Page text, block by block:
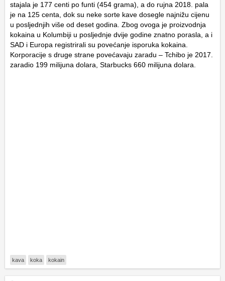
stajala je 177 centi po funti (454 grama), a do rujna 2018. pala
je na 125 centa, dok su neke sorte kave dosegle najnižu cijenu
u posljednjih više od deset godina. Zbog ovoga je proizvodnja
kokaina u Kolumbiji u posljednje dvije godine znatno porasla, a i
SAD i Europa registrirali su povećanje isporuka kokaina.
Korporacije s druge strane povećavaju zaradu – Tchibo je 2017.
zaradio 199 milijuna dolara, Starbucks 660 milijuna dolara.
kava koka kokain